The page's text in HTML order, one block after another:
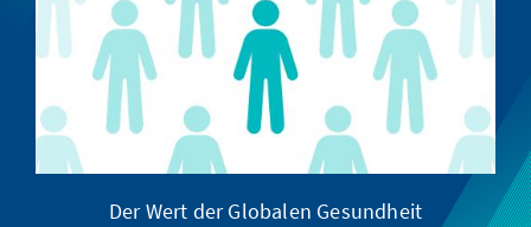
Der Wert der Globalen Gesundheit